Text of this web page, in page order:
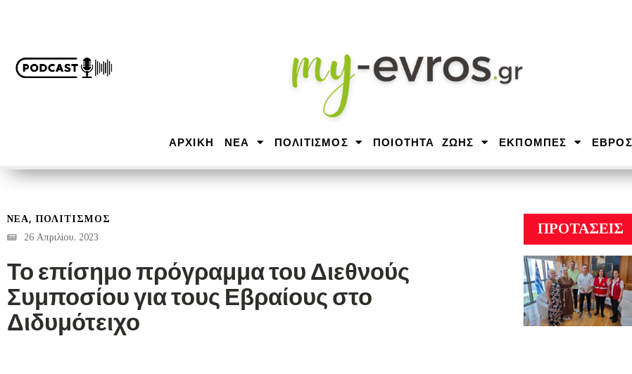
ΑΡΧΙΚΉ ΝΕΑ ΠΟΛΙΤΙΣΜΟΣ ΠΟΙΟΤΗΤΑ ΖΩΗΣ ΕΚΠΟΜΠΕΣ
ΝΕΑ,ΠΟΛΙΤΙΣΜΟΣ
26 Απριλίου, 2023
Το επίσημο πρόγραμμα του Διεθνούς
Συμποσίου για τους Εβραίους στο
Διδυμότειχο
ΠΡΟΤΑΣΕΙΣ